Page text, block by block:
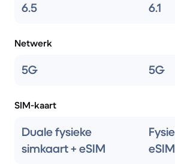
6.5 6.1
Netwerk
5G 5G
SIM-kaart
Duale fysieke
simkaart + eSIM
eSIM